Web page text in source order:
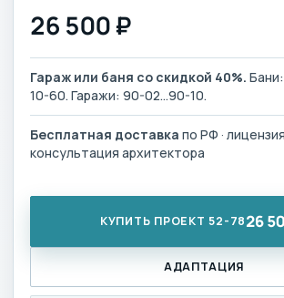
26 500 ₽
Гараж или баня со скидкой 40%.
10-60. Гаражи: 90-02…90-10.
Бесплатная доставка по РФ · лицензия
консультация архитектора
КУПИТЬ ПРОЕКТ 52-7826
АДАПТАЦИЯ